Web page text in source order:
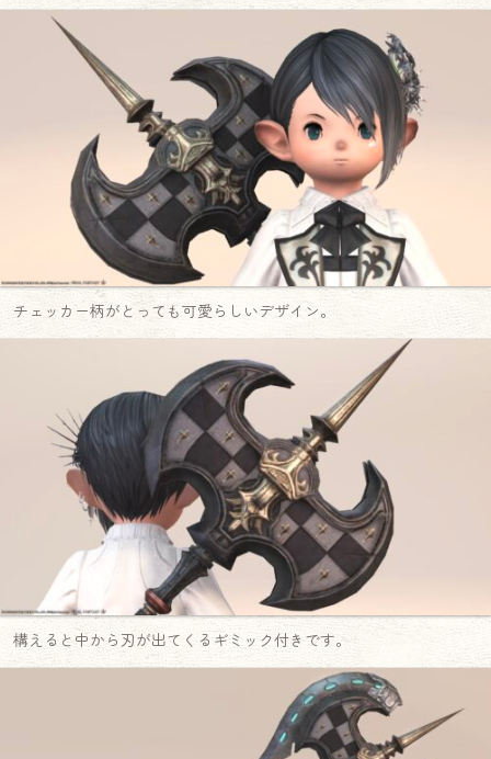
チェッカー柄がとっても可愛らしいデザイン。
構えると中から刃が出てくるギミック付きです。